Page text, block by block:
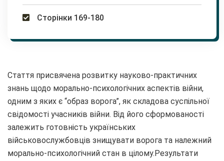
Сторінки 169-180
Стаття присвячена розвитку науково-практичних
знань щодо морально-психологічних аспектів війни,
одним з яких є “образ ворога”, як складова суспільної
свідомості учасників війни. Від його сформованості
залежить готовність українських
військовослужбовців знищувати ворога та належний
морально-психологічний стан в цілому.Результати